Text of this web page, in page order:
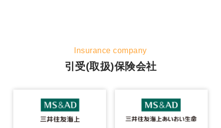
Insurance company
引受(取扱)保険会社